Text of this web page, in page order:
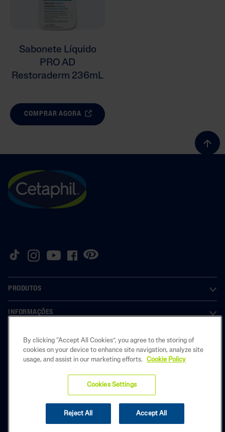
Sabonete Líquido
PRO AD
Restoraderm 236mL
COMPRAR AGORA
PRODUTOS
INFORMAÇÕES
INFORMAÇÕES LEGAIS
Copyright © 2025 Galderma Brasil. Todos os direitos reservados. As
By clicking “Accept All Cookies”, you agree to the storing of
cookies on your device to enhance site navigation, analyze site
usage, and assist in our marketing efforts.
Cookie Policy
Cookies Settings
Reject All Accept All